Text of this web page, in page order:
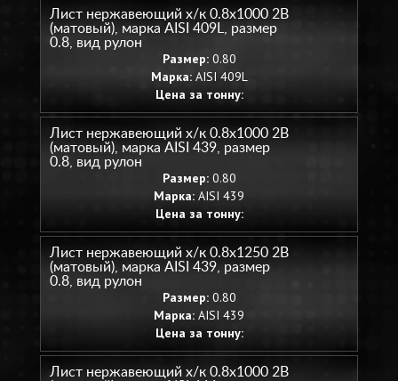
Лист нержавеющий х/к 0.8х1000 2B
(матовый), марка AISI 409L, размер
0.8, вид рулон
Размер:0.80
Марка:AISI 409L
Цена за тонну:
Лист нержавеющий х/к 0.8х1000 2B
(матовый), марка AISI 439, размер
0.8, вид рулон
Размер:0.80
Марка: AISI 439
Цена за тонну:
Лист нержавеющий х/к 0.8х1250 2B
(матовый), марка AISI 439, размер
0.8, вид рулон
Размер:0.80
Марка: AISI 439
Цена за тонну:
Лист нержавеющий х/к 0.8х1000 2B